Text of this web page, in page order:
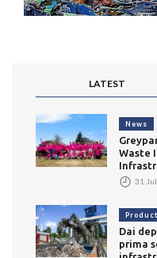
LATEST
News
Waste
31
Dai
prima